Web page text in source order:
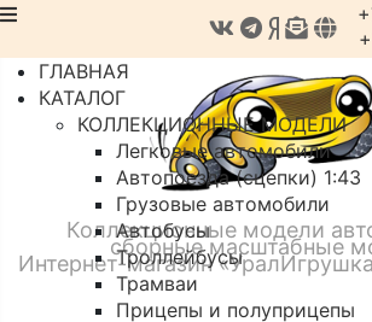
Коллекционные модели
сборные масштабные
Интернет-магазин
ГЛАВНАЯ
КАТАЛОГ
КОЛЛЕКЦИОННЫЕ МОДЕЛИ
Легковые автомобили
Автопоезда (сцепки) 1:43
Грузовые автомобили
Автобусы
Троллейбусы
Трамваи
Прицепы и полуприцепы